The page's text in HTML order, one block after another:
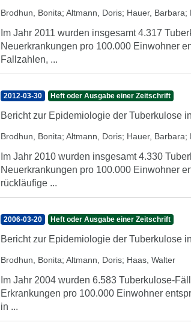
Brodhun, Bonita; Altmann, Doris; Hauer, Barbara;
Im Jahr 2011 wurden insgesamt 4.317
Neuerkrankungen pro 100.000 Einwohner
Fallzahlen, ...
2012-03-30 Heft oder Ausgabe einer Zeitschrift
Bericht zur Epidemiologie der Tuberkulose
Brodhun, Bonita; Altmann, Doris; Hauer, Barbara;
Im Jahr 2010 wurden insgesamt 4.330
Neuerkrankungen pro 100.000 Einwohner
rückläufige ...
2006-03-20 Heft oder Ausgabe einer Zeitschrift
Bericht zur Epidemiologie der Tuberkulose
Brodhun, Bonita; Altmann, Doris; Haas, Walter
Im Jahr 2004 wurden 6.583 Tuberkulose-
Erkrankungen pro 100.000 Einwohner
in ...